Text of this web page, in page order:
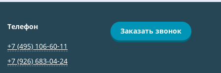
Телефон
+7 (495) 106-60-11
+7 (926) 683‑04-24
Заказать звонок